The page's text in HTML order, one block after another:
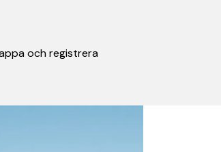
och registrera